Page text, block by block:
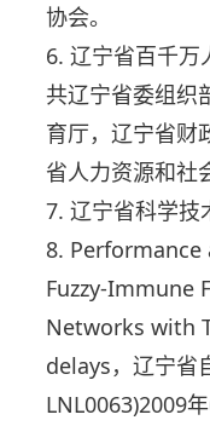
协会。
6. 辽宁省百千万
共辽宁省委组织
育厅，辽宁省财
省人力资源和社
7. 辽宁省科学技
8.
Fuzzy-Immune
Networks with
delays，辽宁省
LNL0063)2009